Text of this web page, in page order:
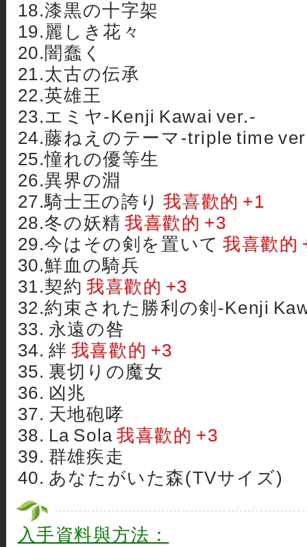
18.漆黒の十字架
19.麗しき花々
20.闇蠢く
21.太古の伝承
22.英雄王
23.エミヤ-Kenji Kawai ver.-
24.藤ねえのテーマ-triple time
25.憧れの優等生
26.異界の淵
27.騎士王の誇り我喜歡的 +1
28.冬の妖精我喜歡的 +3
29.今はその剣を置いて我喜歡的
30.鮮血の騎兵
31.契約 我喜歡的 +3
32.約束された勝利の剣-Kenji
33. 永遠の咎
34. 絆 我喜歡的 +3
35. 裏切りの魔女
36. 凶兆
37. 天地砲哮
38. La Sola我喜歡的 +3
39. 群雄疾走
40. あなたがいた森(TVサイズ)
入手資料與方法：